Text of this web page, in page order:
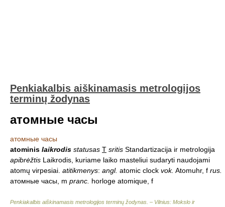
Penkiakalbis aiškinamasis metrologijos
terminų žodynas
атомные часы
атомные часы
atominis laikrodis statusas T sritis Standartizacija ir metrologija
apibrėžtis Laikrodis, kuriame laiko masteliui sudaryti naudojami
atomų virpesiai. atitikmenys: angl. atomic clock vok. Atomuhr, f rus.
атомные часы, m pranc. horloge atomique, f
Penkiakalbis aiškinamasis metrologijos terminų žodynas. – Vilnius: Mokslo ir